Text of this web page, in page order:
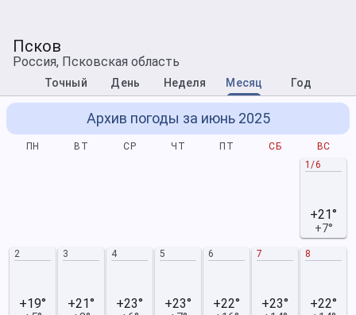
Псков
Россия, Псковская область
Точный День Неделя Месяц Год
Архив погоды за июнь 2025
ПН ВТ СР ЧТ ПТ СБ
ВС
1/6
+21°
+7°
2
+19°
3
+21°
4
+23°
5
+23°
6
+22°
7
+23°
8
+22°